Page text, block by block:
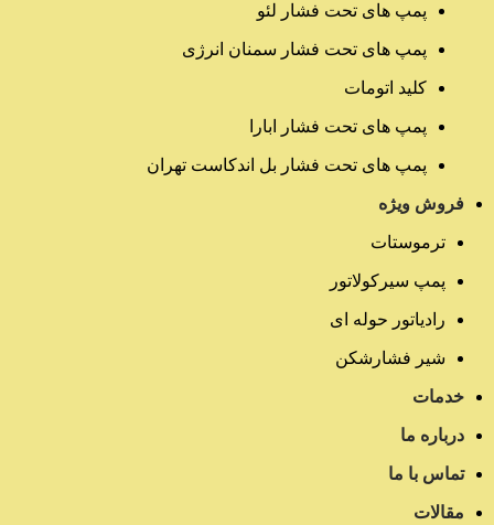
پمپ های تحت فشار لئو
پمپ های تحت فشار سمنان انرژی
کلید اتومات
پمپ های تحت فشار ابارا
پمپ های تحت فشار بل اندکاست تهران
فروش ویژه
ترموستات
پمپ سیرکولاتور
رادیاتور حوله ای
شیر فشارشکن
خدمات
درباره ما
تماس با ما
مقالات